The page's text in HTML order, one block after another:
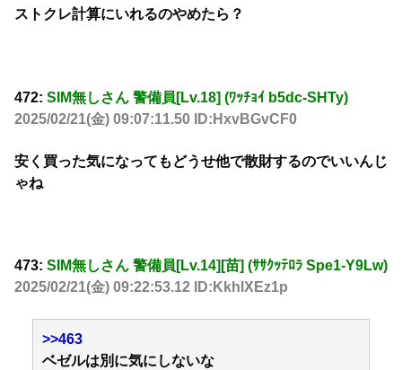
ストクレ計算にいれるのやめたら？
472: SIM無しさん 警備員[Lv.18] (ﾜｯﾁｮｲ b5dc-SHTy)
2025/02/21(金) 09:07:11.50 ID:HxvBGvCF0
安く買った気になってもどうせ他で散財するのでいいんじ
ゃね
473: SIM無しさん 警備員[Lv.14][苗] (ｻｻｸｯﾃﾛﾗ Spe1-Y9Lw)
2025/02/21(金) 09:22:53.12 ID:KkhlXEz1p
>>463
ベゼルは別に気にしないな